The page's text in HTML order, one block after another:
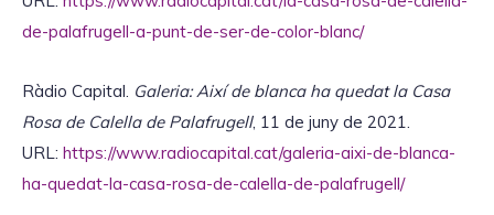
de-palafrugell-a-punt-de-ser-de-color-blanc/
Ràdio Capital. Galeria: Així de blanca ha quedat la Casa
Rosa de Calella de Palafrugell, 11 de juny de 2021.
URL: https://www.radiocapital.cat/galeria-aixi-de-blanca-
ha-quedat-la-casa-rosa-de-calella-de-palafrugell/